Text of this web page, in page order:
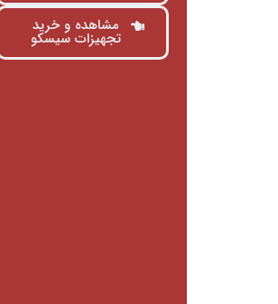
مشاهده و خرید
تجهیزات سیسکو